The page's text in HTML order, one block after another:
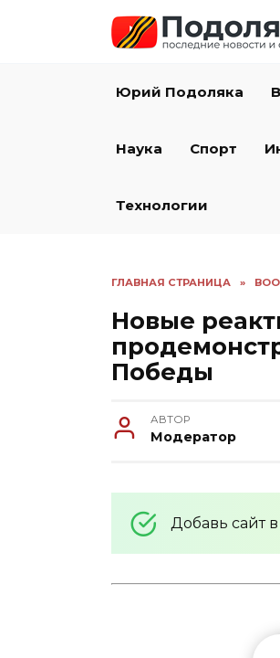
Юрий Подоляка
Наука Спорт
Технологии
ГЛАВНАЯ СТРАНИЦА »
Новые
Победы
АВТОР
Модератор
Добавь сайт